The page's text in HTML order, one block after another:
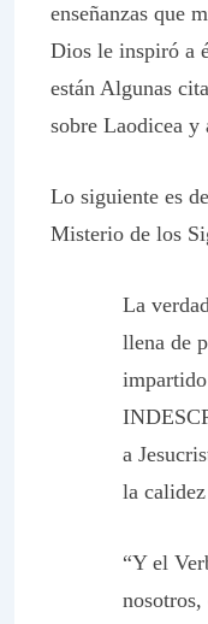
enseñanzas que
Dios le inspiró a
están Algunas
sobre Laodicea
Lo siguiente es
Misterio de los
La
llena de
a
la
“Y el